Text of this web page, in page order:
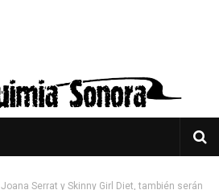
Joana Serrat y Skinny Girl Diet, también serán